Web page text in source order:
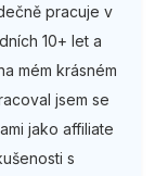
pracuje v
10+ let a
mém krásném
jsem se
jako affiliate
s